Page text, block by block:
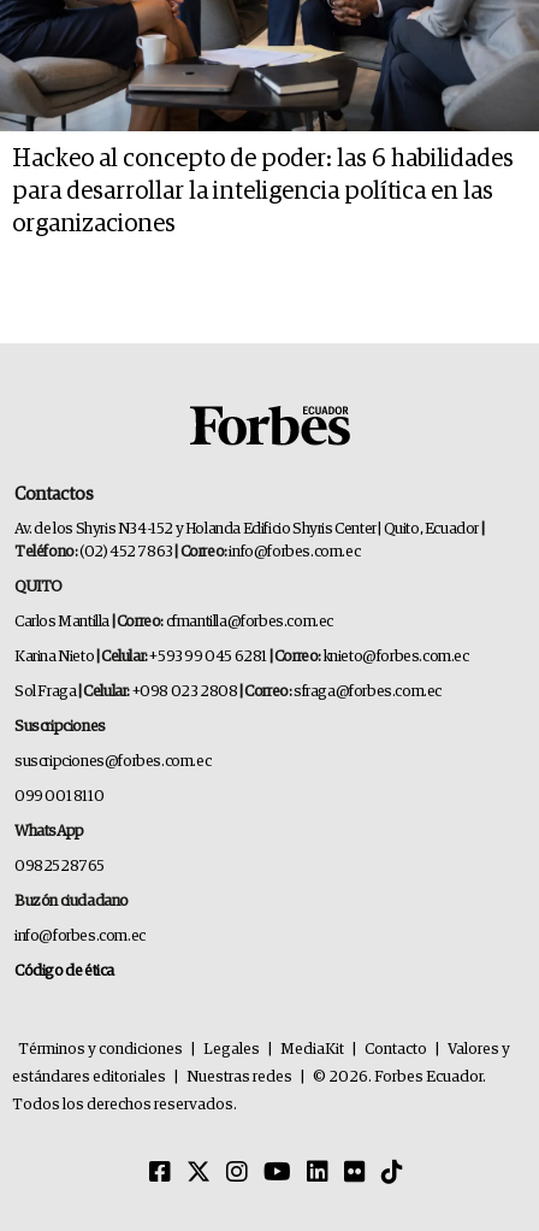
Hackeo al concepto de poder: las 6 habilidades
para desarrollar la inteligencia política en las
organizaciones
Contactos
Av. de los Shyris N34-152 y Holanda Edificio Shyris Center | Quito, Ecuador
Teléfono:(02) 452 7863 | Correo:info@forbes.com.ec
QUITO
Carlos Mantilla | Correo:cfmantilla@forbes.com.ec
Karina Nieto | Celular:+593 99 045 6281 | Correo:knieto@forbes.com.ec
Sol Fraga| Celular:+098 023 2808 | Correo:sfraga@forbes.com.ec
Suscripciones
suscripciones@forbes.com.ec
099 001 8110
WhatsApp
0982528765
Buzón ciudadano
info@forbes.com.ec
Código de ética
Términos y condiciones Legales MediaKit Contacto
Valores y
estándares editoriales
Nuestras redes
© 2026. Forbes Ecuador.
Todos los derechos reservados.